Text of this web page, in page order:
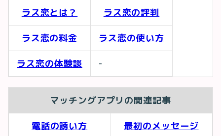
ラス恋とは？ ラス恋の評判
ラス恋の料金 ラス恋の使い方
ラス恋の体験談 -
マッチングアプリの関連記事
電話の誘い方 最初のメッセージ